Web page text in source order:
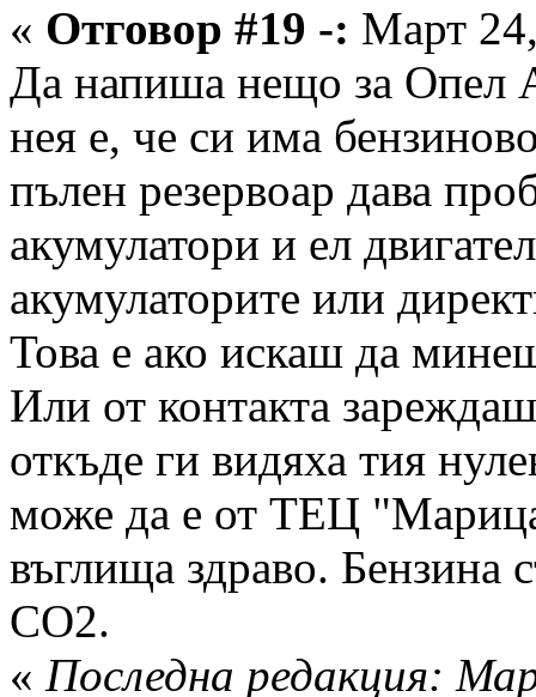
« Отговор #19 -: Март
Да напиша нещо за Опел
нея е, че си има
пълен резервоар дава
акумулатори и ел
акумулаторите или
Това е ако искаш да
Или от контакта
откъде ги видяха тия
може да е от ТЕЦ
въглища здраво. Бензина
СО2.
« Последна редакция: